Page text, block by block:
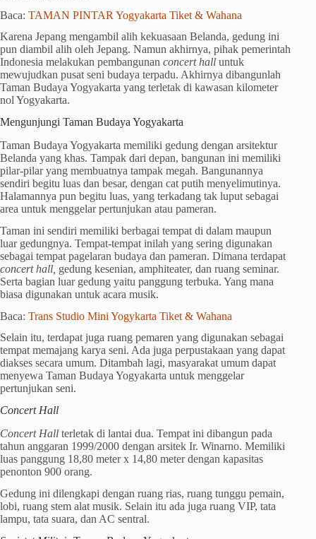
Baca: TAMAN PINTAR Yogyakarta Tiket & Wahana
Karena Jepang mengambil alih kekuasaan Belanda, gedung ini
pun diambil alih oleh Jepang. Namun akhirnya, pihak pemerintah
Indonesia melakukan pembangunan concert hall untuk
mewujudkan pusat seni budaya terpadu. Akhirnya dibangunlah
Taman Budaya Yogyakarta yang terletak di kawasan kilometer
nol Yogyakarta.
Mengunjungi Taman Budaya Yogyakarta
Taman Budaya Yogyakarta memiliki gedung dengan arsitektur
Belanda yang khas. Tampak dari depan, bangunan ini memiliki
pilar-pilar yang membuatnya tampak megah. Bangunannya
sendiri begitu luas dan besar, dengan cat putih menyelimutinya.
Halamannya pun begitu luas, yang terkadang tak luput sebagai
area untuk menggelar pertunjukan atau pameran.
Taman ini sendiri memiliki berbagai tempat di dalam maupun
luar gedungnya. Tempat-tempat inilah yang sering digunakan
sebagai tempat pagelaran budaya dan pameran. Dimana terdapat
concert hall, gedung kesenian, amphiteater, dan ruang seminar.
Serta bagian luar gedung yaitu panggung terbuka. Yang mana
biasa digunakan untuk acara musik.
Baca: Trans Studio Mini Yogykarta Tiket & Wahana
Selain itu, terdapat juga ruang pemaren yang digunakan sebagai
tempat memajang karya seni. Ada juga perpustakaan yang dapat
diakses secara umum. Ditambah lagi, masyarakat umum dapat
menyewa Taman Budaya Yogyakarta untuk menggelar
pertunjukan seni.
Concert Hall
Concert Hall terletak di lantai dua. Tempat ini dibangun pada
tahun anggaran 1999/2000 dengan arsitek Ir. Winarno. Memiliki
luas panggung 18,80 meter x 14,80 meter dengan kapasitas
penonton 900 orang.
Gedung ini dilengkapi dengan ruang rias, ruang tunggu pemain,
lobi, ruang stem alat musik. Selain itu ada juga ruang VIP, tata
lampu, tata suara, dan AC sentral.